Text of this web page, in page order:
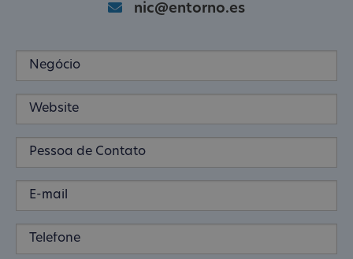
nic@entorno.es